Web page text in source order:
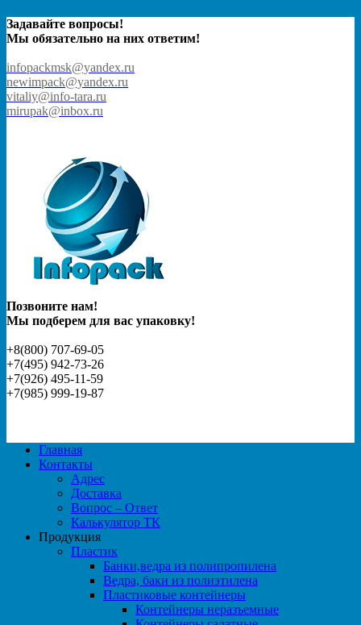
Задавайте вопросы!
Мы обязательно на них ответим!
infopackmsk@yandex.ru
newimpack@yandex.ru
vitaliy@info-tara.ru
mirupak@inbox.ru
Позвоните нам!
Мы подберем для вас упаковку!
+8(800) 707-69-05
+7(495) 942-73-26
+7(926) 495-11-59
+7(985) 999-19-87
Главная
Контакты
Адрес
Доставка
Вопрос – Ответ
Калькулятор ТК
Продукция
Пластик
Банки,ведра из полипропилена
Ведра, баки из полиэтилена
Пластиковые контейнеры
Контейнеры неразъемные